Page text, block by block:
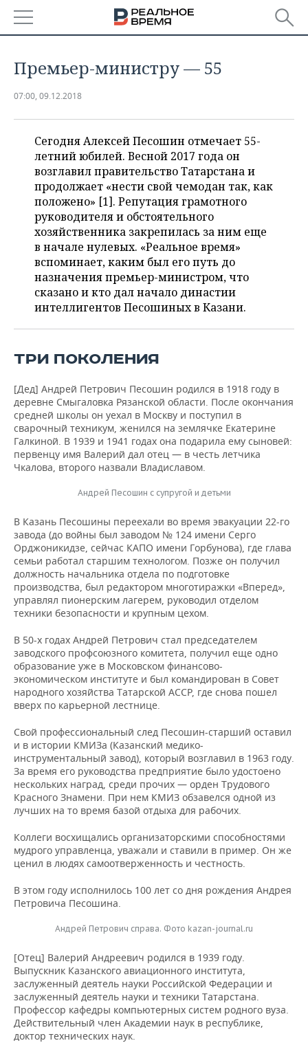
БАШКОРТОСТАН
УДМУРТИЯ
НОВОСТИ
НОВОСТИ АНАЛИТИКИ
ДЕКЛАРАЦИИ О ДОХОДАХ
КОРОЛИ ГОСЗАКАЗА ПФО
ВУЗЫ ТАТАРСТАНА
КОМУ ПРИНАДЛЕЖАТ
ТОРГОВЫЕ ЦЕНТРЫ
ТАТАРСТАНА
ЭКОНОМИКА
НОВОСТИ ЭКОНОМИКИ
ФИНАНСЫ
БАНКИ
БЮДЖЕТ
ИНВЕСТИЦИИ
ПРОМЫШЛЕННОСТЬ
НОВОСТИ
ПРОМЫШЛЕННОСТИ
АГРОПРОМ
МАШИНОСТРОЕНИЕ
НЕФТЕХИМИЯ
ЭНЕРГЕТИКА
НЕДВИЖИМОСТЬ
НОВОСТИ НЕДВИЖИМОСТИ
АВТО
НОВОСТИ АВТО
НОВОСТИ БИЗНЕСА
РОЗНИЧНАЯ ТОРГОВЛЯ
ТРАНСПОРТ
УСЛУГИ
ТЕХНОЛОГИИ
НОВОСТИ ТЕХНОЛОГИЙ
IT
МЕДИА
ТЕЛЕКОММУНИКАЦИИ
НОВОСТИ МЕРОПРИЯТИЙ
ВЫЕЗДНАЯ РЕДАКЦИЯ
БИЗНЕС-БРАНЧИ
ONLINE-КОНФЕРЕНЦИИ
ОТКРЫТАЯ ЛЕКЦИЯ
СПОРТ
НОВОСТИ СПОРТА
ФУТБОЛ
ХОККЕЙ
БАСКЕТБОЛ
ВОЛЕЙБОЛ
КИБЕРСПОРТ
ФИГУРНОЕ КАТАНИЕ
ВОДНЫЕ ВИДЫ СПОРТА
ХОККЕЙ С МЯЧОМ
ОБЩЕСТВО
НОВОСТИ ОБЩЕСТВА
ВЛАСТЬ
ИНФРАСТРУКТУРА
ИСТОРИЯ
КУЛЬТУРА
МЕДИЦИНА
ОБРАЗОВАНИЕ
ПРОИСШЕСТВИЯ
ФОТОГАЛЕРЕЯ
СЮЖЕТЫ
СПРАВОЧНИК
СПИСОК ПЕРСОН
СПИСОК КОМПАНИЙ
ПОЛНАЯ ВЕРСИЯ
Премьер-министру — 55
07:00, 09.12.2018
Сегодня Алексей Песошин отмечает 55-
летний юбилей. Весной 2017 года он
возглавил правительство Татарстана и
продолжает «нести свой чемодан так, как
положено» [1]. Репутация грамотного
руководителя и обстоятельного
хозяйственника закрепилась за ним еще
в начале нулевых. «Реальное время»
вспоминает, каким был его путь до
назначения премьер-министром, что
сказано и кто дал начало династии
интеллигентов Песошиных в Казани.
ТРИ ПОКОЛЕНИЯ
[Дед] Андрей Петрович Песошин родился в 1918 году в
деревне Смыгаловка Рязанской области. После окончания
средней школы он уехал в Москву и поступил в
сварочный техникум, женился на землячке Екатерине
Галкиной. В 1939 и 1941 годах она подарила ему сыновей:
первенцу имя Валерий дал отец — в честь летчика
Чкалова, второго назвали Владиславом.
Андрей Песошин с супругой и детьми
В Казань Песошины переехали во время эвакуации 22-го
завода (до войны был заводом № 124 имени Серго
Орджоникидзе, сейчас КАПО имени Горбунова), где глава
семьи работал старшим технологом. Позже он получил
должность начальника отдела по подготовке
производства, был редактором многотиражки «Вперед»,
управлял пионерским лагерем, руководил отделом
техники безопасности и крупным цехом.
В 50-х годах Андрей Петрович стал председателем
заводского профсоюзного комитета, получил еще одно
образование уже в Московском финансово-
экономическом институте и был командирован в Совет
народного хозяйства Татарской АССР, где снова пошел
вверх по карьерной лестнице.
Свой профессиональный след Песошин-старший оставил
и в истории КМИЗа (Казанский медико-
инструментальный завод), который возглавил в 1963 году.
За время его руководства предприятие было удостоено
нескольких наград, среди прочих — орден Трудового
Красного Знамени. При нем КМИЗ обзавелся одной из
лучших на то время базой отдыха для рабочих.
Коллеги восхищались организаторскими способностями
мудрого управленца, уважали и ставили в пример. Он же
ценил в людях самоотверженность и честность.
В этом году исполнилось 100 лет со дня рождения Андрея
Петровича Песошина.
Андрей Петрович справа. Фото kazan-journal.ru
[Отец] Валерий Андреевич родился в 1939 году.
Выпускник Казанского авиационного института,
заслуженный деятель науки Российской Федерации и
заслуженный деятель науки и техники Татарстана.
Профессор кафедры компьютерных систем родного вуза.
Действительный член Академии наук в республике,
доктор технических наук.